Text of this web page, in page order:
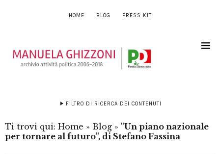
HOME BLOG PRESS KIT
FILTRO DI RICERCA DEI CONTENUTI
Ti trovi qui: Home » Blog » "Un piano nazionale
per tornare al futuro", di Stefano Fassina